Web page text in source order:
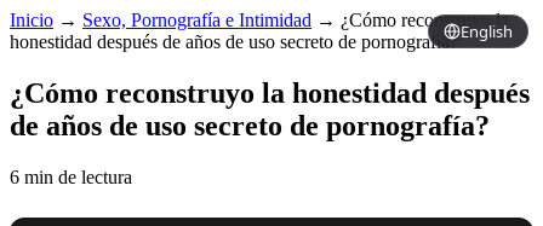
English
Inicio → Sexo, Pornografía e Intimidad → ¿Cómo reconstruyo la
honestidad después de años de uso secreto de pornografía?
¿Cómo reconstruyo la honestidad después
de años de uso secreto de pornografía?
6 min de lectura